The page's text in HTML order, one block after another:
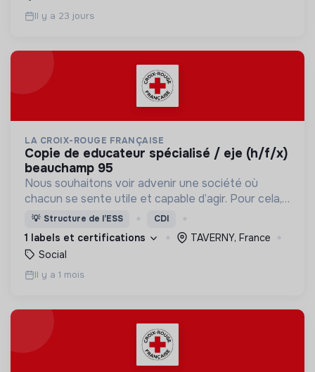
Il y a 23 jours
LA CROIX-ROUGE FRANÇAISE
copie de educateur spécialisé / eje (h/f/x)
beauchamp 95
Nous souhaitons voir advenir une société où
chacun se sente utile et capable d’agir. Pour cela,
nous proposons des moyens et des lieux
d’engagement innovants et adaptés à tous.
💡 Structure de l’ESS CDI
1 labels et certifications
TAVERNY, France
Social
Il y a 1 mois